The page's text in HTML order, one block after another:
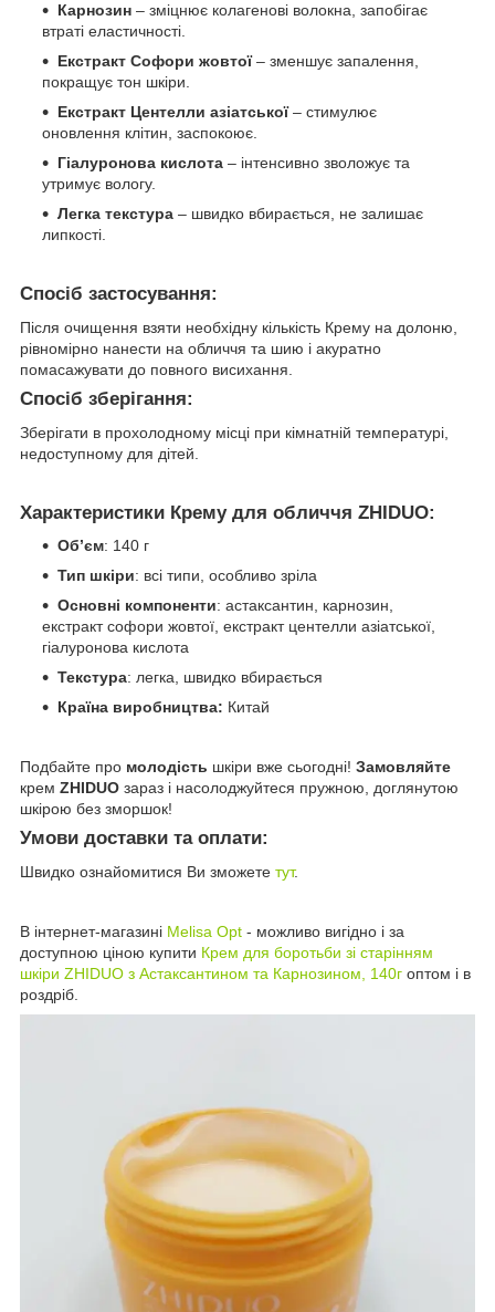
Карнозин – зміцнює колагенові волокна, запобігає
втраті еластичності.
Екстракт Софори жовтої– зменшує запалення,
покращує тон шкіри.
Екстракт Центелли азіатської– стимулює
оновлення клітин, заспокоює.
Гіалуронова кислота – інтенсивно зволожує та
утримує вологу.
Легка текстура – швидко вбирається, не залишає
липкості.
Спосіб застосування:
Після очищення взяти необхідну кількість Крему на долоню,
рівномірно нанести на обличчя та шию і акуратно
помасажувати до повного висихання.
Спосіб зберігання:
Зберігати в прохолодному місці при кімнатній температурі,
недоступному для дітей.
Характеристики Крему для обличчя ZHIDUO:
Об’єм: 140 г
Тип шкіри: всі типи, особливо зріла
Основні компоненти: астаксантин, карнозин,
екстракт софори жовтої, екстракт центелли азіатської,
гіалуронова кислота
Текстура: легка, швидко вбирається
Країна виробництва: Китай
Подбайте про молодість шкіри вже сьогодні! Замовляйте
крем ZHIDUO зараз і насолоджуйтеся пружною, доглянутою
шкірою без зморшок!
Умови доставки та оплати:
Швидко ознайомитися Ви зможете тут.
В інтернет-магазині Melisa Opt - можливо вигідно і за
доступною ціною купити Крем для боротьби зі старінням
шкіри ZHIDUO з Астаксантином та Карнозином, 140г оптом і в
роздріб.